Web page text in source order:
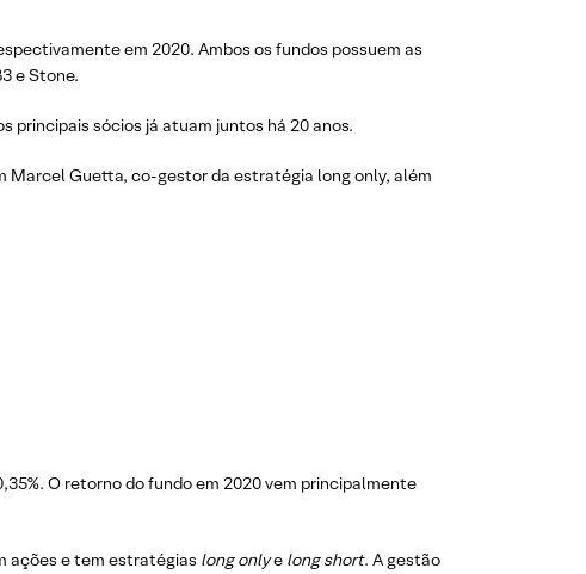
em 2020. Ambos os fundos possuem as
e Stone.
principais sócios já atuam juntos há 20 anos.
Marcel Guetta, co-gestor da estratégia long only, além
O retorno do fundo em 2020 vem principalmente
ações e tem estratégias long onlye long short. A gestão